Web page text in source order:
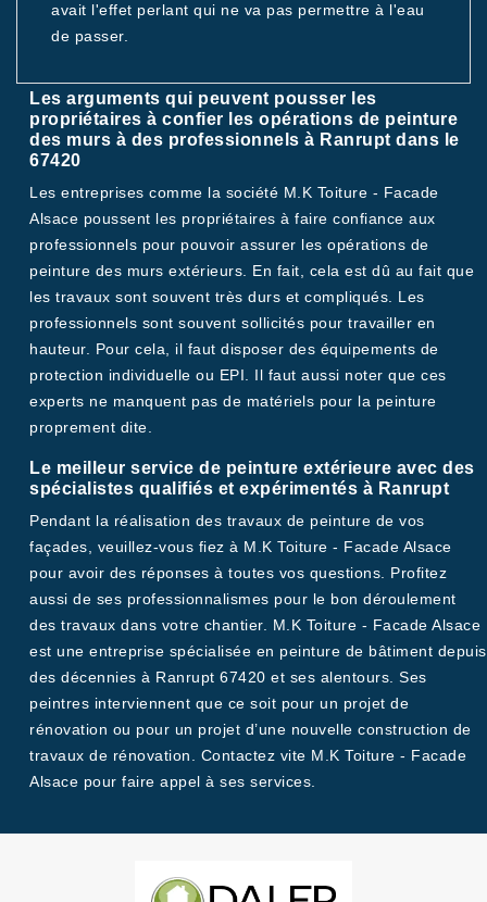
avait l'effet perlant qui ne va pas permettre à l'eau
de passer.
Les arguments qui peuvent pousser les
propriétaires à confier les opérations de peinture
des murs à des professionnels à Ranrupt dans le
67420
Les entreprises comme la société M.K Toiture - Facade
Alsace poussent les propriétaires à faire confiance aux
professionnels pour pouvoir assurer les opérations de
peinture des murs extérieurs. En fait, cela est dû au fait que
les travaux sont souvent très durs et compliqués. Les
professionnels sont souvent sollicités pour travailler en
hauteur. Pour cela, il faut disposer des équipements de
protection individuelle ou EPI. Il faut aussi noter que ces
experts ne manquent pas de matériels pour la peinture
proprement dite.
Le meilleur service de peinture extérieure avec des
spécialistes qualifiés et expérimentés à Ranrupt
Pendant la réalisation des travaux de peinture de vos
façades, veuillez-vous fiez à M.K Toiture - Facade Alsace
pour avoir des réponses à toutes vos questions. Profitez
aussi de ses professionnalismes pour le bon déroulement
des travaux dans votre chantier. M.K Toiture - Facade Alsace
est une entreprise spécialisée en peinture de bâtiment depuis
des décennies à Ranrupt 67420 et ses alentours. Ses
peintres interviennent que ce soit pour un projet de
rénovation ou pour un projet d’une nouvelle construction de
travaux de rénovation. Contactez vite M.K Toiture - Facade
Alsace pour faire appel à ses services.